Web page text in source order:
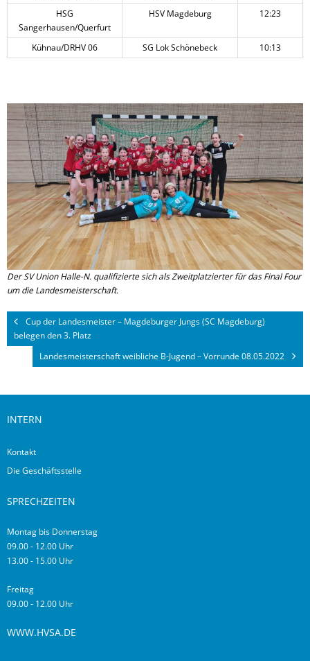
HSG
Sangerhausen/Querfurt
HSV Magdeburg 12:23
Kühnau/DRHV 06 SG Lok Schönebeck 10:13
Der SV Union Halle-N. qualifizierte sich als Zweitplatzierter für das Final Four
um die Landesmeisterschaft.
Cup der Landesmeister – Magdeburger Jungs (SC Magdeburg)
belegen den 3. Platz
Landesmeisterschaft weibliche B-Jugend – Vorrunde 08.05.2022
INTERN
Kontakt
Die Geschäftsstelle
SPRECHZEITEN
Montag bis Donnerstag
09.00 - 12.00 Uhr
13.00 - 15.00 Uhr
Freitag
09.00 - 12.00 Uhr
WWW.HVSA.DE